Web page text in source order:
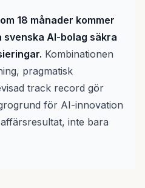
18 månader kommer
AI-bolag säkra
Kombinationen
pragmatisk
track record gör
för AI-innovation
inte bara